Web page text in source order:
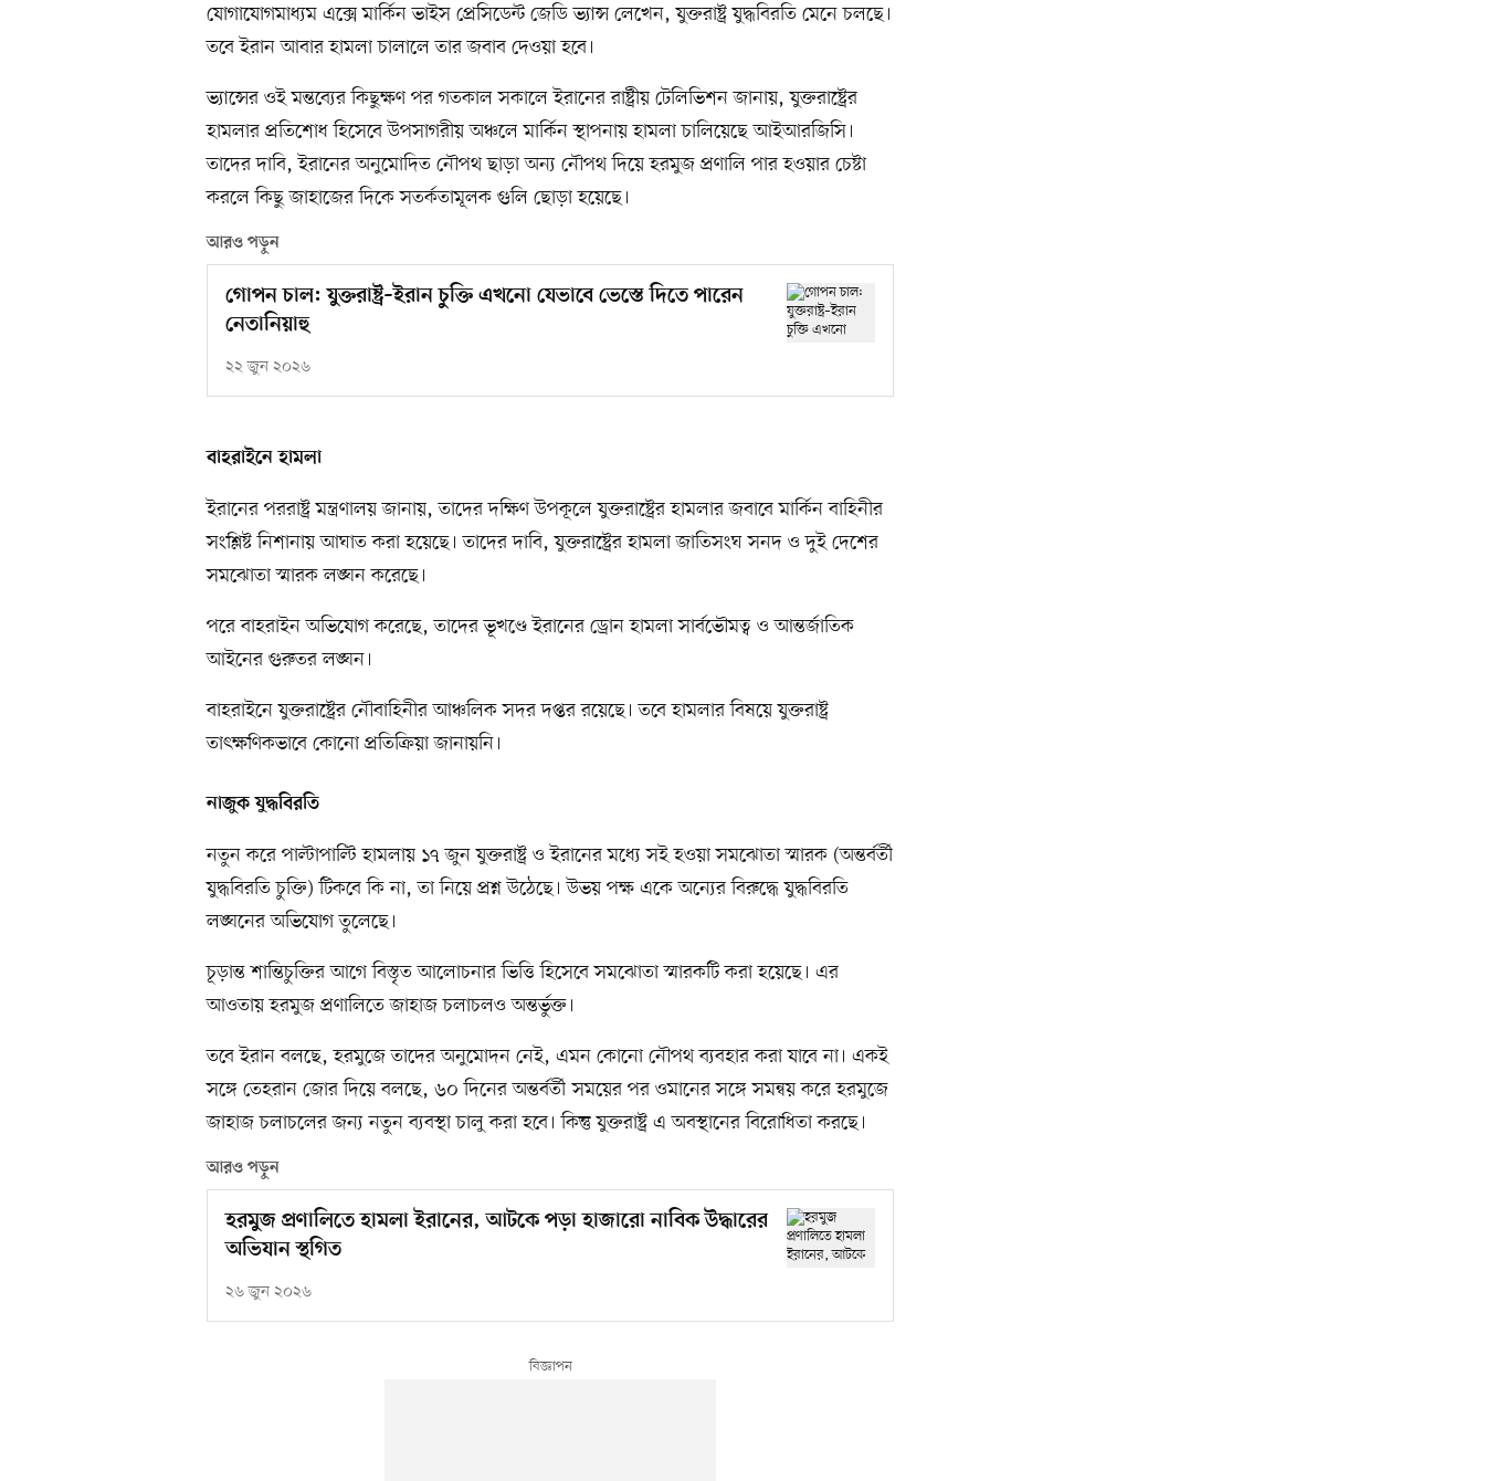
যোগাযোগমাধ্যম এক্সে মার্কিন ভাইস প্রেসিডেন্ট জেডি ভ্যান্স লেখেন, যুক্তরাষ্ট্র যুদ্ধবিরতি মেনে চলছে।
তবে ইরান আবার হামলা চালালে তার জবাব দেওয়া হবে।
ভ্যান্সের ওই মন্তব্যের কিছুক্ষণ পর গতকাল সকালে ইরানের রাষ্ট্রীয় টেলিভিশন জানায়, যুক্তরাষ্ট্রের
হামলার প্রতিশোধ হিসেবে উপসাগরীয় অঞ্চলে মার্কিন স্থাপনায় হামলা চালিয়েছে আইআরজিসি।
তাদের দাবি, ইরানের অনুমোদিত নৌপথ ছাড়া অন্য নৌপথ দিয়ে হরমুজ প্রণালি পার হওয়ার চেষ্টা
করলে কিছু জাহাজের দিকে সতর্কতামূলক গুলি ছোড়া হয়েছে।
আরও পড়ুন
গোপন চাল: যুক্তরাষ্ট্র–ইরান চুক্তি এখনো যেভাবে ভেস্তে দিতে পারেন
নেতানিয়াহু
২২ জুন ২০২৬
বাহরাইনে হামলা
ইরানের পররাষ্ট্র মন্ত্রণালয় জানায়, তাদের দক্ষিণ উপকূলে যুক্তরাষ্ট্রের হামলার জবাবে মার্কিন বাহিনীর
সংশ্লিষ্ট নিশানায় আঘাত করা হয়েছে। তাদের দাবি, যুক্তরাষ্ট্রের হামলা জাতিসংঘ সনদ ও দুই দেশের
সমঝোতা স্মারক লঙ্ঘন করেছে।
পরে বাহরাইন অভিযোগ করেছে, তাদের ভূখণ্ডে ইরানের ড্রোন হামলা সার্বভৌমত্ব ও আন্তর্জাতিক
আইনের গুরুতর লঙ্ঘন।
বাহরাইনে যুক্তরাষ্ট্রের নৌবাহিনীর আঞ্চলিক সদর দপ্তর রয়েছে। তবে হামলার বিষয়ে যুক্তরাষ্ট্র
তাৎক্ষণিকভাবে কোনো প্রতিক্রিয়া জানায়নি।
নাজুক যুদ্ধবিরতি
নতুন করে পাল্টাপাল্টি হামলায় ১৭ জুন যুক্তরাষ্ট্র ও ইরানের মধ্যে সই হওয়া সমঝোতা স্মারক (অন্তর্বর্তী
যুদ্ধবিরতি চুক্তি) টিকবে কি না, তা নিয়ে প্রশ্ন উঠেছে। উভয় পক্ষ একে অন্যের বিরুদ্ধে যুদ্ধবিরতি
লঙ্ঘনের অভিযোগ তুলেছে।
চূড়ান্ত শান্তিচুক্তির আগে বিস্তৃত আলোচনার ভিত্তি হিসেবে সমঝোতা স্মারকটি করা হয়েছে। এর
আওতায় হরমুজ প্রণালিতে জাহাজ চলাচলও অন্তর্ভুক্ত।
তবে ইরান বলছে, হরমুজে তাদের অনুমোদন নেই, এমন কোনো নৌপথ ব্যবহার করা যাবে না। একই
সঙ্গে তেহরান জোর দিয়ে বলছে, ৬০ দিনের অন্তর্বর্তী সময়ের পর ওমানের সঙ্গে সমন্বয় করে হরমুজে
জাহাজ চলাচলের জন্য নতুন ব্যবস্থা চালু করা হবে। কিন্তু যুক্তরাষ্ট্র এ অবস্থানের বিরোধিতা করছে।
আরও পড়ুন
হরমুজ প্রণালিতে হামলা ইরানের, আটকে পড়া হাজারো নাবিক উদ্ধারের
অভিযান স্থগিত
২৬ জুন ২০২৬